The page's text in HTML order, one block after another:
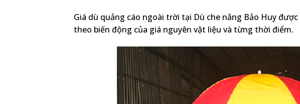
Giá dù quảng cáo ngoài trời tại Dù che nắng Bảo Huy
theo biến động của giá nguyên vật liệu và từng thời điểm.